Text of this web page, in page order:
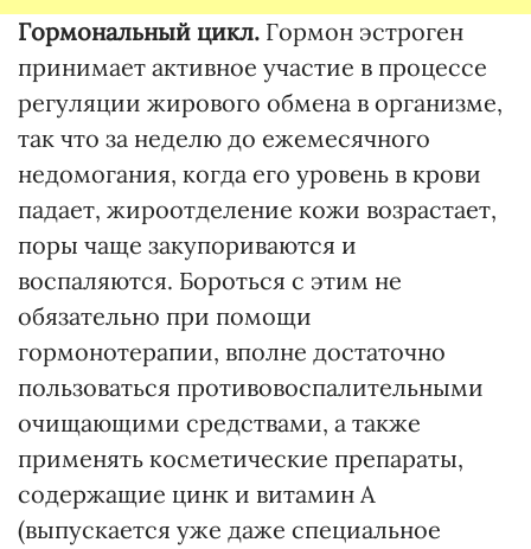
Гормональный цикл. Гормон эстроген
принимает активное участие в процессе
регуляции жирового обмена в организме,
так что за неделю до ежемесячного
недомогания, когда его уровень в крови
падает, жироотделение кожи возрастает,
поры чаще закупориваются и
воспаляются. Бороться с этим не
обязательно при помощи
гормонотерапии, вполне достаточно
пользоваться противовоспалительными
очищающими средствами, а также
применять косметические препараты,
содержащие цинк и витамин А
(выпускается уже даже специальное